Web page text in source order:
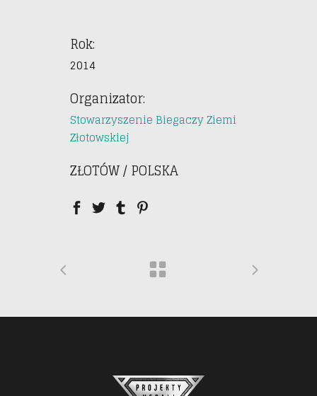
Rok:
2014
Organizator:
Stowarzyszenie Biegaczy Ziemi
Złotowskiej
ZŁOTÓW / POLSKA